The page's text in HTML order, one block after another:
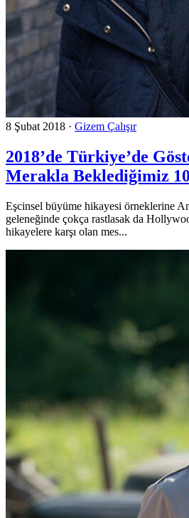
8 Şubat 2018 · Gizem Çalışır
2018’de Türkiye’de
Merakla Beklediğimiz
Eşcinsel büyüme hikayesi örneklerine
geleneğinde çokça rastlasak da
hikayelere karşı olan mes...